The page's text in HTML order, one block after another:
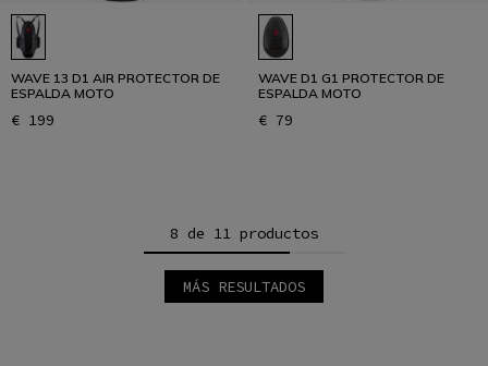
WAVE 13 D1 AIR PROTECTOR DE
ESPALDA MOTO
€ 199
WAVE D1 G1 PROTECTOR DE
ESPALDA MOTO
€ 79
8 de 11 productos
MÁS RESULTADOS